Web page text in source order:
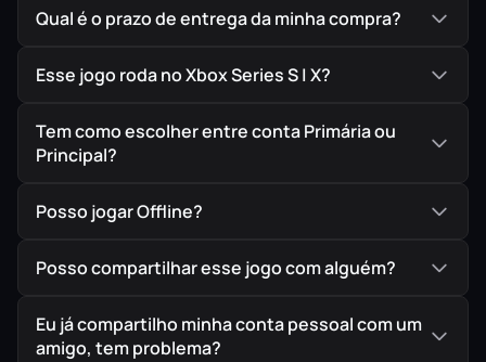
Não se trata apenas de bater em inimigos
sobre poder, manipulação e a fluidez do tempo.
Com gráficos remasterizados para a família de
moderna e controles corrigidos
, esta é a versão
🧛 Dois Predadores
Qual é o prazo de entrega da minha compra?
Esse jogo roda no Xbox Series S | X?
Tem como escolher entre conta Primária ou
Principal?
Posso jogar Offline?
Posso compartilhar esse jogo com alguém?
Eu já compartilho minha conta pessoal com um
amigo, tem problema?